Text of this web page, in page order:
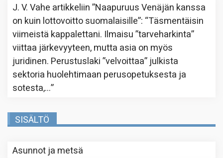
J. V. Vahe artikkeliin”Naapuruus Venäjän kanssa
on kuin lottovoitto suomalaisille”: “Täsmentäisin
viimeistä kappalettani. Ilmaisu ”tarveharkinta”
viittaa järkevyyteen, mutta asia on myös
juridinen. Perustuslaki ”velvoittaa” julkista
sektoria huolehtimaan perusopetuksesta ja
sotesta,…”
SISÄLTÖ
Asunnot ja metsä